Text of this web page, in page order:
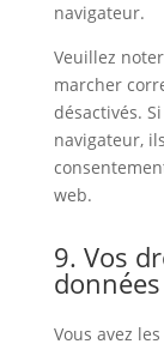
navigateur.
Veuillez
marcher
désactivés.
navigateur,
web.
9. Vos
Vous avez